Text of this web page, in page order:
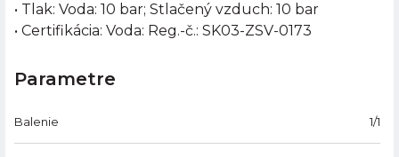
• Tlak: Voda: 10 bar; Stlačený vzduch: 10 bar
• Certifikácia: Voda: Reg.-č.: SK03-ZSV-0173
Parametre
Balenie 1/1